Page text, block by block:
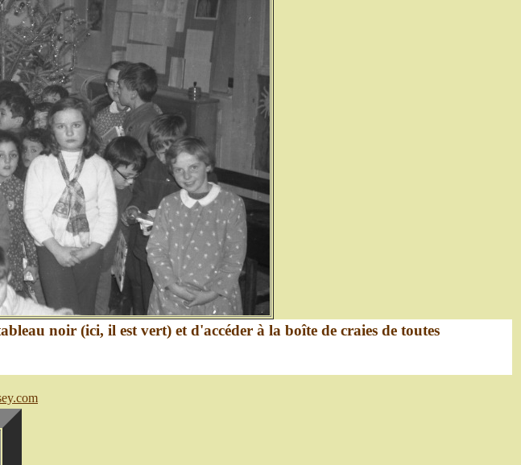
noir (ici, il est vert) et d'accéder à la boîte de craies de toutes